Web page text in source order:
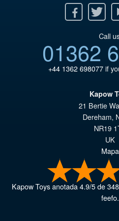
Twitter Youtube
Call
01362
+44 1362 698077if
Kapow
21 Bertie
Dereham,
NR19
UK
Mapa
Kapow Toysanotada4.9/5de
feefo.